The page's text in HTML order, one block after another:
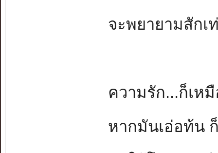
จะพยายามสักเ
ความรัก...ก็เห
หากมันเอ่อท้น